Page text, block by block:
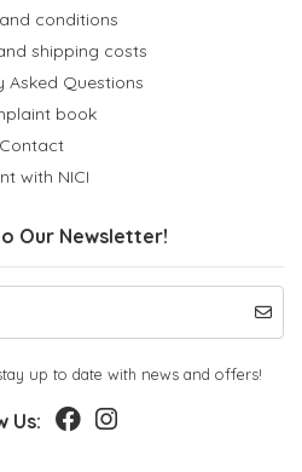
conditions
shipping costs
Asked Questions
book
Contact
with NICI
Our Newsletter!
up to date with news and offers!
Us: